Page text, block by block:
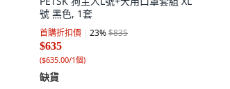
號 黑色, 1套
首購折扣價 23%$835
$635
($635.00/1個)
缺貨